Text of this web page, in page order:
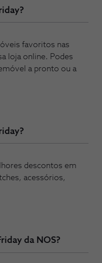
favoritos nas
loja online. Podes
a pronto ou a
descontos em
acessórios,
da NOS?